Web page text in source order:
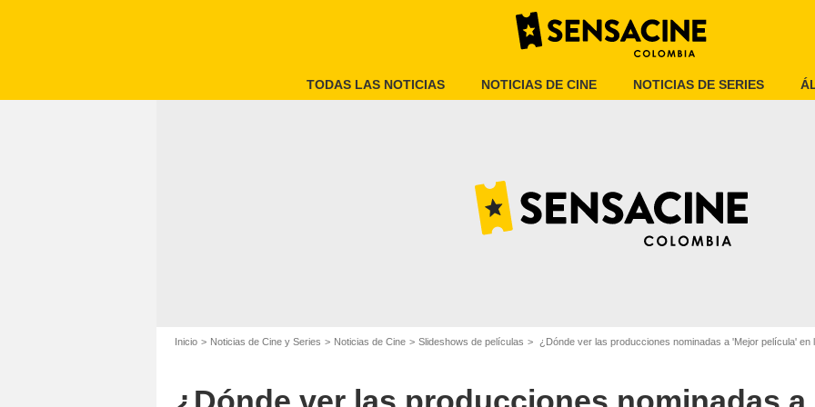
TODAS LAS NOTICIAS NOTICIAS DE CINE NOTICIAS DE SERIES
Inicio Noticias de Cine y Series Noticias de Cine Slideshows de películas ¿Dónde ver las producciones nominadas a 'Mejor película' en